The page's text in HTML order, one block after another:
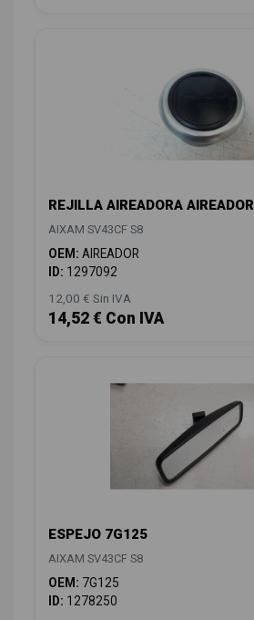
REJILLA AIREADORA AIREADOR
AIXAM SV43CF S8
OEM: AIREADOR
ID: 1297092
12,00 € Sin IVA
14,52 € Con IVA
ESPEJO 7G125
AIXAM SV43CF S8
OEM: 7G125
ID: 1278250